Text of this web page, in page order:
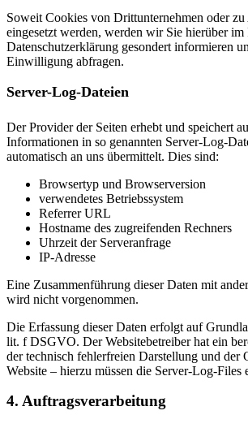
Soweit Cookies von Drittunternehmen oder
eingesetzt werden, werden wir Sie hierüber im
Datenschutzerklärung gesondert informieren
Einwilligung abfragen.
Server-Log-Dateien
Der Provider der Seiten erhebt und speichert
Informationen in so genannten Server-Log-
automatisch an uns übermittelt. Dies sind:
Browsertyp und Browserversion
verwendetes Betriebssystem
Referrer URL
Hostname des zugreifenden Rechners
Uhrzeit der Serveranfrage
IP-Adresse
Eine Zusammenführung dieser Daten mit
wird nicht vorgenommen.
Die Erfassung dieser Daten erfolgt auf
lit. f DSGVO. Der Websitebetreiber hat ein
der technisch fehlerfreien Darstellung und der
Website – hierzu müssen die Server-Log-Files
4. Auftragsverarbeitung